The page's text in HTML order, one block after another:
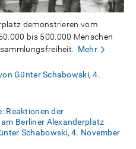
demonstrieren vom
bis 500.000 Menschen
Mehr
Günter Schabowski, 4.
Reaktionen der
Berliner Alexanderplatz
Schabowski, 4. November